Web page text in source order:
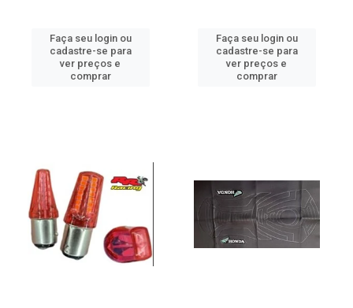
Faça seu login ou
cadastre-se para
ver preços e
comprar
Faça seu login ou
cadastre-se para
ver preços e
comprar